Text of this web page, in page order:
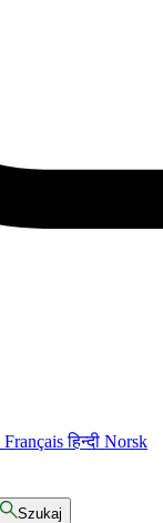
Françaisहिन्दी Norsk
Szukaj